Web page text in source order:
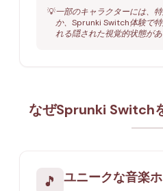
💡一部のキャラクターには、
か、Sprunki Switch体験で
れる隠された視覚的状態があ
なぜSprunki Switch
🎵 ユニークな音楽